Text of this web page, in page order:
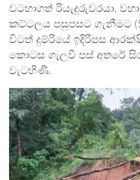
වටහාගත් රියැදුරුවරයා,
කට්ටලය පසුපසට ගැනීමට
විටත් දුම්රියේ ඉදිරිපස
කොටස ගැලවී පස් අතරේ
වැටහිණි.